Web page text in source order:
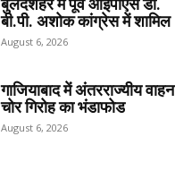
बी.पी. अशोक कांग्रेस में शामिल
August 6, 2026
गाजियाबाद में अंतरराज्यीय वाहन
चोर गिरोह का भंडाफोड
August 6, 2026